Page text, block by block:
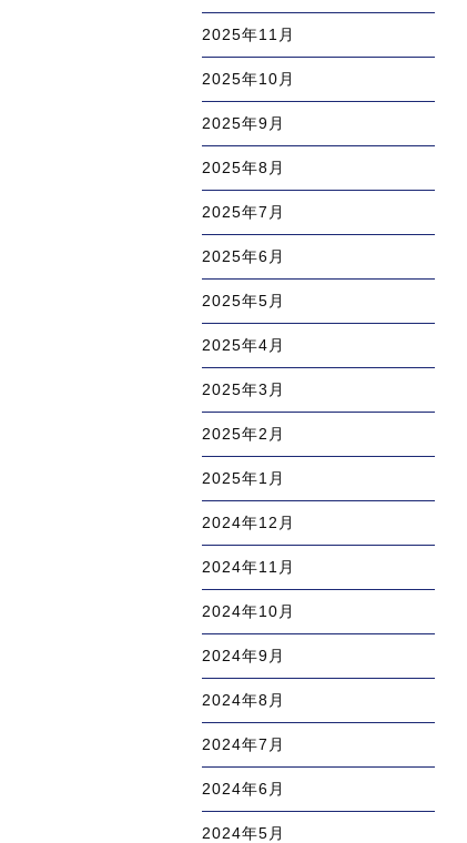
2025年11月
2025年10月
2025年9月
2025年8月
2025年7月
2025年6月
2025年5月
2025年4月
2025年3月
2025年2月
2025年1月
2024年12月
2024年11月
2024年10月
2024年9月
2024年8月
2024年7月
2024年6月
2024年5月